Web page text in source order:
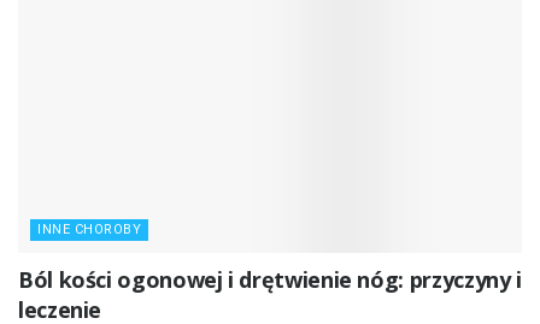
INNE CHOROBY
Ból kości ogonowej i drętwienie nóg: przyczyny i
leczenie